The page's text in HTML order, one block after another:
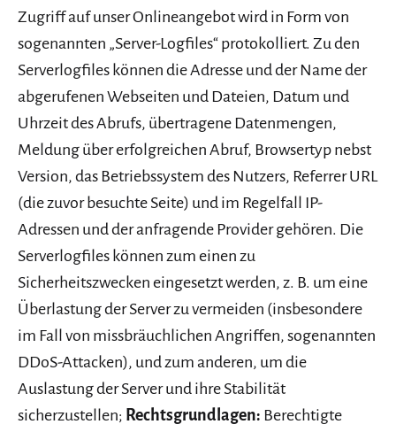
Zugriff auf unser Onlineangebot wird in Form von
sogenannten „Server-Logfiles“ protokolliert. Zu den
Serverlogfiles können die Adresse und der Name der
abgerufenen Webseiten und Dateien, Datum und
Uhrzeit des Abrufs, übertragene Datenmengen,
Meldung über erfolgreichen Abruf, Browsertyp nebst
Version, das Betriebssystem des Nutzers, Referrer URL
(die zuvor besuchte Seite) und im Regelfall IP-
Adressen und der anfragende Provider gehören. Die
Serverlogfiles können zum einen zu
Sicherheitszwecken eingesetzt werden, z. B. um eine
Überlastung der Server zu vermeiden (insbesondere
im Fall von missbräuchlichen Angriffen, sogenannten
DDoS-Attacken), und zum anderen, um die
Auslastung der Server und ihre Stabilität
sicherzustellen; Rechtsgrundlagen: Berechtigte